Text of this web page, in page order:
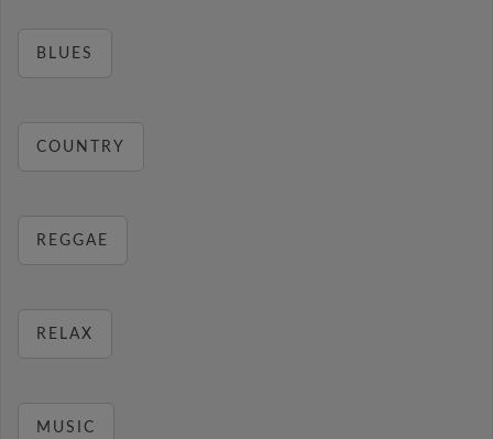
BLUES
COUNTRY
REGGAE
RELAX
MUSIC